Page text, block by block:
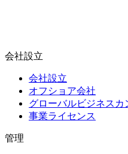
会社設立
会社設立
オフショア会社
グローバルビジネスカ
事業ライセンス
管理